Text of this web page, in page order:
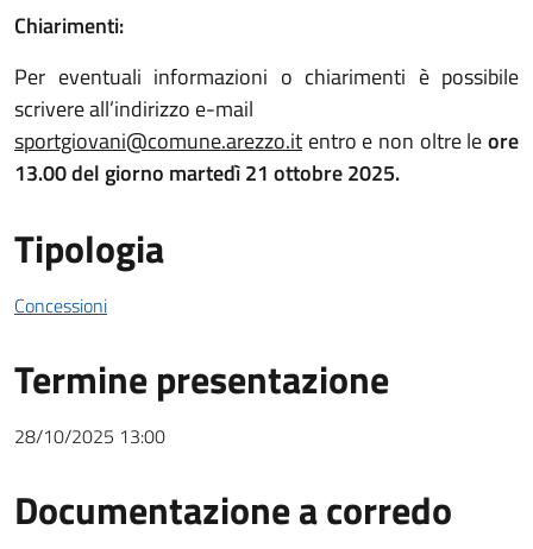
Chiarimenti:
Per eventuali informazioni o chiarimenti è possibile
scrivere all’indirizzo e-mail
sportgiovani@comune.arezzo.it entro e non oltre leore
13.00 del giorno martedì 21 ottobre 2025.
Tipologia
Concessioni
Termine presentazione
28/10/2025 13:00
Documentazione a corredo